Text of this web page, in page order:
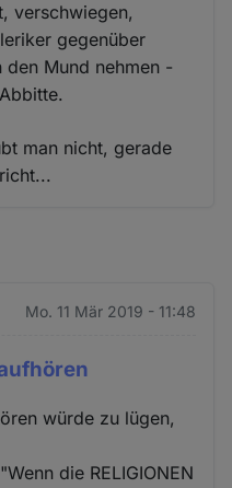
verschwiegen,
gegenüber
Mund nehmen -
man nicht, gerade
Mo. 11 Mär 2019 - 11:48
würde zu lügen,
die RELIGIONEN